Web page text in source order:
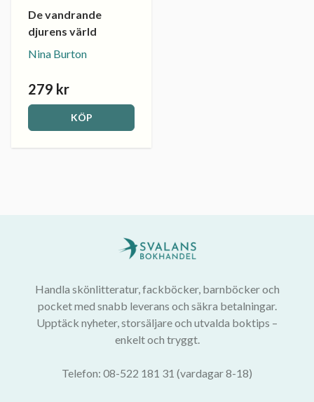
De vandrande
djurens värld
Nina Burton
279 kr
KÖP
Handla skönlitteratur, fackböcker, barnböcker och
pocket med snabb leverans och säkra betalningar.
Upptäck nyheter, storsäljare och utvalda boktips –
enkelt och tryggt.
Telefon: 08-522 181 31 (vardagar 8-18)